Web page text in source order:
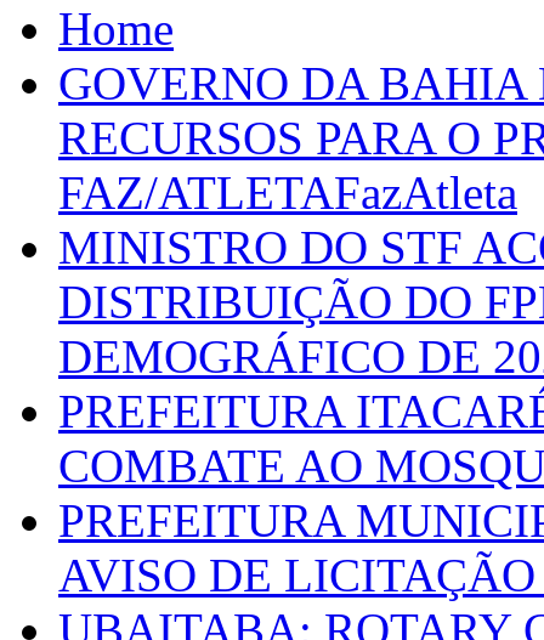
Home
GOVERNO DA
RECURSOS PARA O
FAZ/ATLETAFazAtleta
MINISTRO DO STF
DISTRIBUIÇÃO DO
DEMOGRÁFICO DE
PREFEITURA
COMBATE AO
PREFEITURA
AVISO DE LICITAÇÃO